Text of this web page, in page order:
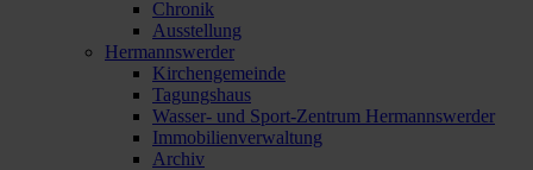
Chronik
Ausstellung
Hermannswerder
Kirchengemeinde
Tagungshaus
Wasser- und Sport-Zentrum Hermannswerder
Immobilienverwaltung
Archiv